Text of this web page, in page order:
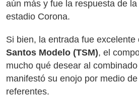
aún más y fue la respuesta de la
estadio Corona.
Si bien, la entrada fue excelente
Santos Modelo (TSM), el
mucho qué desear al
manifestó su enojo por medio
referentes.